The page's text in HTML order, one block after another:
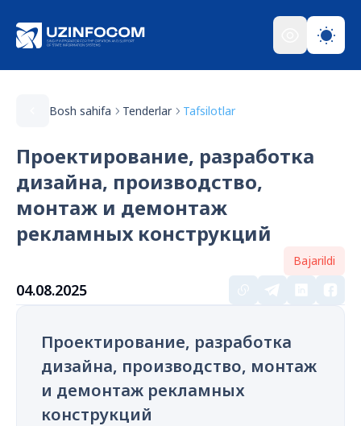
Bosh sahifa Tenderlar Tafsilotlar
Проектирование, разработка
дизайна, производство,
монтаж и демонтаж
рекламных конструкций
Bajarildi
04.08.2025
Проектирование, разработка
дизайна, производство, монтаж
и демонтаж рекламных
конструкций